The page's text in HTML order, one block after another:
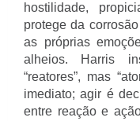
hostilidade,
protege da
as próprias
alheios. Harris
“reatores”, mas
imediato; agir é
entre reação e